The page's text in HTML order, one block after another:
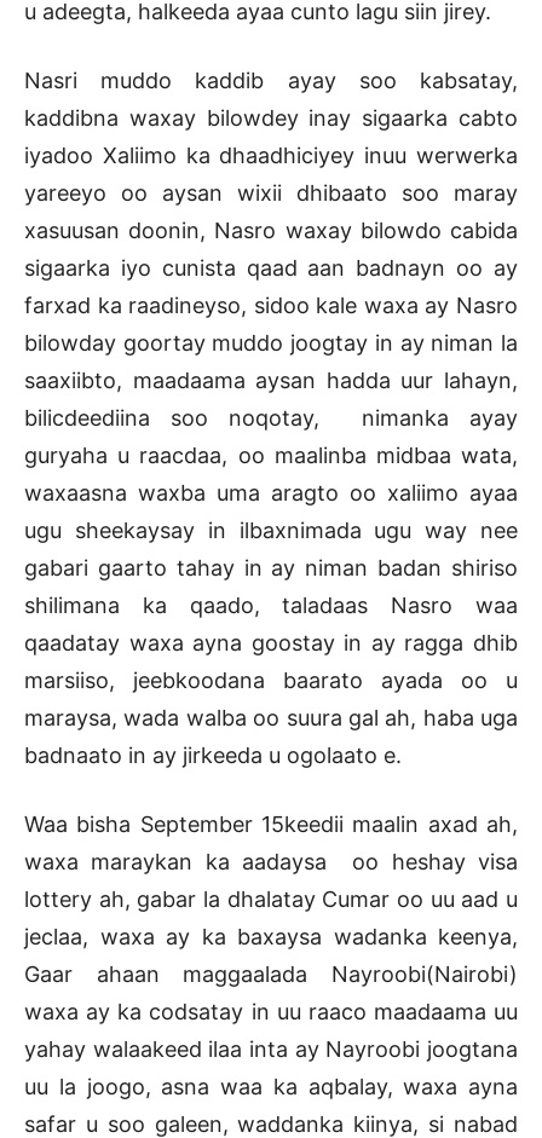
u adeegta, halkeeda ayaa cunto lagu siin jirey.
Nasri muddo kaddib ayay soo kabsatay,
kaddibna waxay bilowdey inay sigaarka cabto
iyadoo Xaliimo ka dhaadhiciyey inuu werwerka
yareeyo oo aysan wixii dhibaato soo maray
xasuusan doonin, Nasro waxay bilowdo cabida
sigaarka iyo cunista qaad aan badnayn oo ay
farxad ka raadineyso, sidoo kale waxa ay Nasro
bilowday goortay muddo joogtay in ay niman la
saaxiibto, maadaama aysan hadda uur lahayn,
bilicdeediina soo noqotay, nimanka ayay
guryaha u raacdaa, oo maalinba midbaa wata,
waxaasna waxba uma aragto oo xaliimo ayaa
ugu sheekaysay in ilbaxnimada ugu way nee
gabari gaarto tahay in ay niman badan shiriso
shilimana ka qaado, taladaas Nasro waa
qaadatay waxa ayna goostay in ay ragga dhib
marsiiso, jeebkoodana baarato ayada oo u
maraysa, wada walba oo suura gal ah, haba uga
badnaato in ay jirkeeda u ogolaato e.
Waa bisha September 15keedii maalin axad ah,
waxa maraykan ka aadaysa oo heshay visa
lottery ah, gabar la dhalatay Cumar oo uu aad u
jeclaa, waxa ay ka baxaysa wadanka keenya,
Gaar ahaan maggaalada Nayroobi(Nairobi)
waxa ay ka codsatay in uu raaco maadaama uu
yahay walaakeed ilaa inta ay Nayroobi joogtana
uu la joogo, asna waa ka aqbalay, waxa ayna
safar u soo galeen, waddanka kiinya, si nabad